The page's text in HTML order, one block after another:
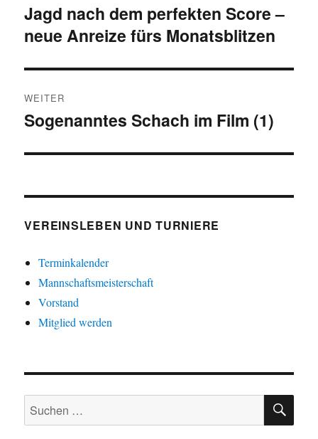
Vorheriger
Beitrag:
Jagd nach dem perfekten Score –
neue Anreize fürs Monatsblitzen
WEITER
Nächster
Sogenanntes Schach im Film (1)
VEREINSLEBEN UND TURNIERE
Terminkalender
Mannschaftsmeisterschaft
Vorstand
Mitglied werden
Suche
nach: